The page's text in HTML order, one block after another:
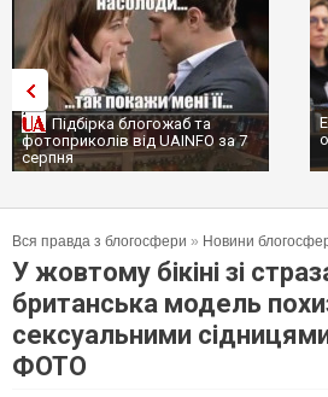
Експослу в США Стефанішиній
обрали запобіжний захід
Вся правда з блогосфери » Новини
У жовтому бікіні зі
британська модель
сексуальними
ФОТО